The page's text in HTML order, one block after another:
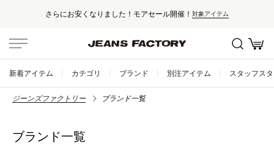
さらにお安くなりました！モアセール開催！ 対象アイテム
新着アイテム カテゴリ ブランド 別注アイテム スタッフス
ジーンズファクトリー ブランド一覧
ブランド一覧